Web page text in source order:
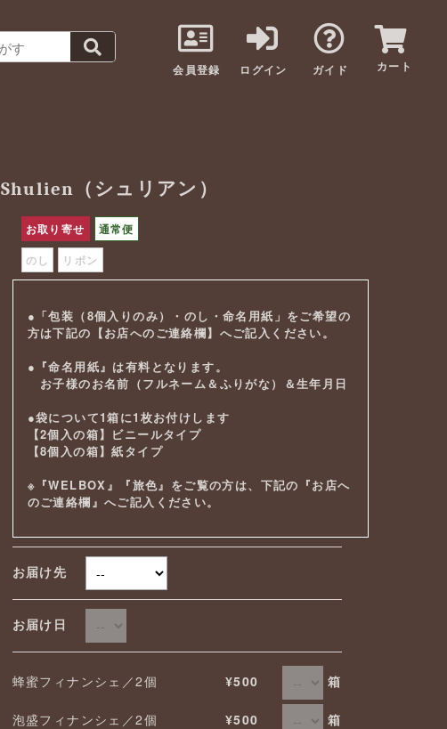
会員登録 ログイン ガイド カート
Shulien（シュリアン）
お取り寄せ
通常便
のし
リボン
●「包装（8個入りのみ）・のし・命名用紙」をご希望の
方は下記の【お店へのご連絡欄】へご記入ください。
●『命名用紙』は有料となります。
お子様のお名前（フルネーム＆ふりがな）＆生年月日
●袋について1箱に1枚お付けします
【2個入の箱】ビニールタイプ
【8個入の箱】紙タイプ
※『WELBOX』『旅色』をご覧の方は、下記の『お店へ
のご連絡欄』へご記入ください。
お届け先
お届け日
蜂蜜フィナンシェ／2個 ¥500 箱
泡盛フィナンシェ／2個 ¥500 箱